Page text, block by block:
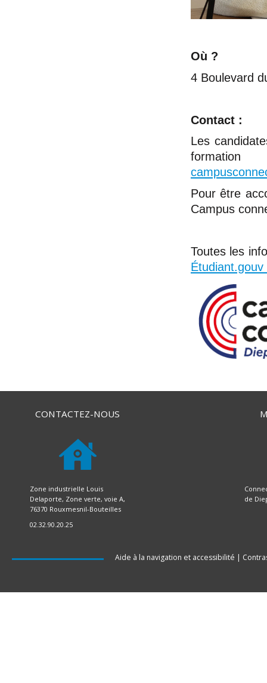
Où ?
4 Boulevard
Contact :
Les
Pour être
Campus
Toutes les
CONTACTEZ-NOUS
Zone industrielle Louis
Delaporte, Zone verte, voie A,
76370 Rouxmesnil-Bouteilles
02.32.90.20.25
de
Aide à la navigation et accessibilité |